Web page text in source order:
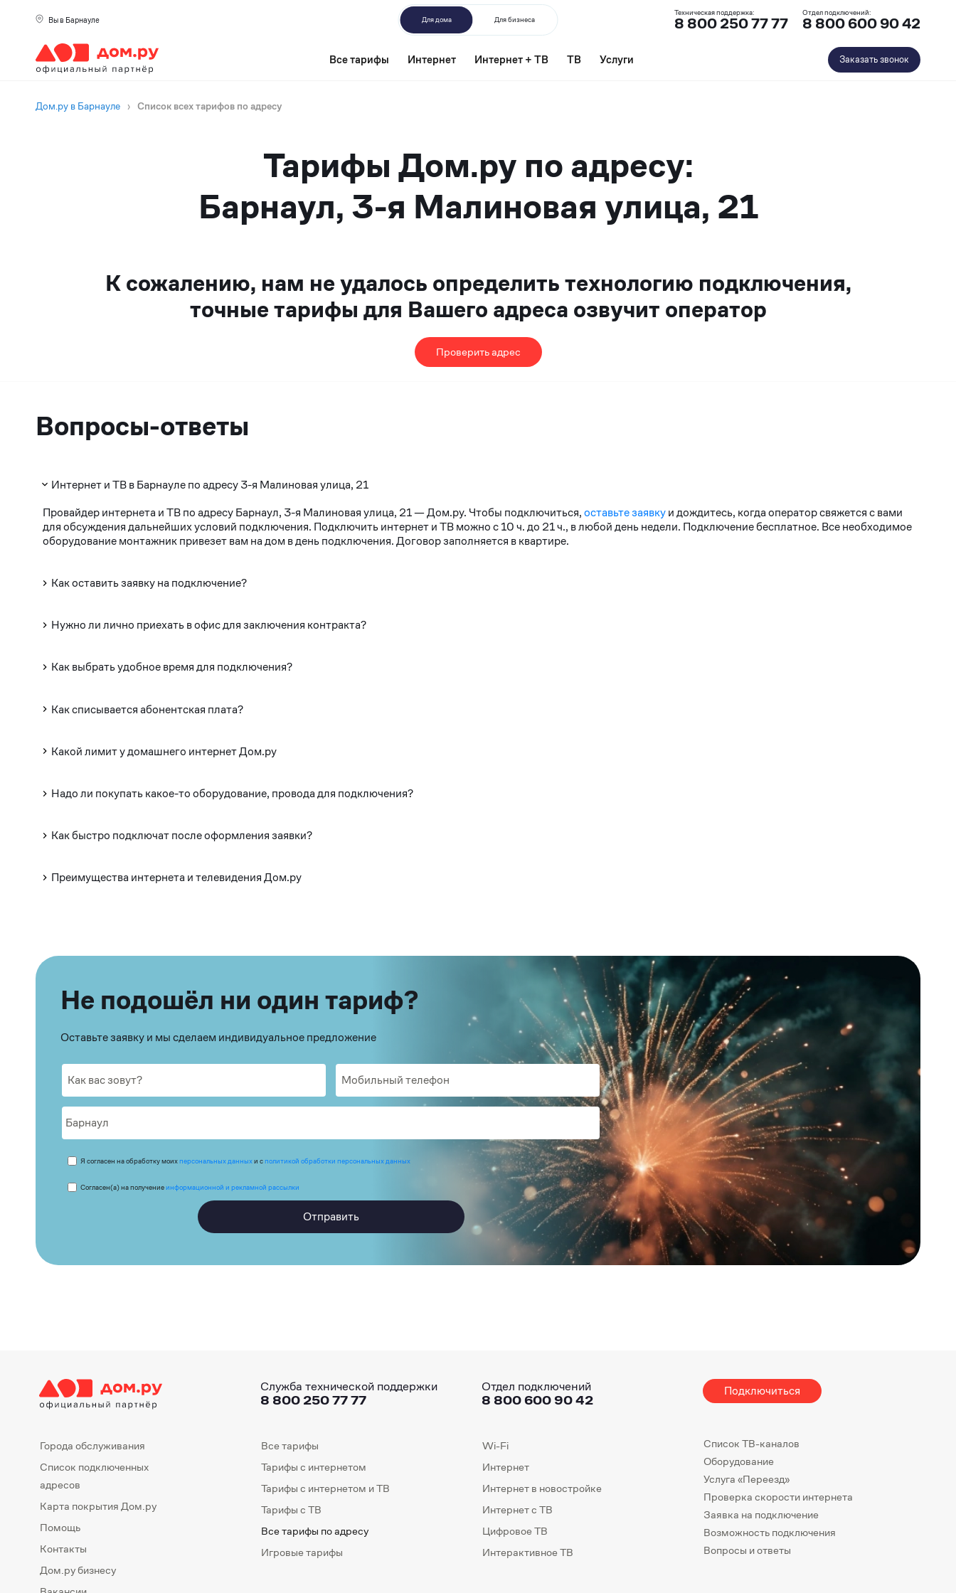
Вы в Барнауле Для дома Для бизнеса
Техническая поддержка:
8 800 250 77 77
Отдел подключений:
8 800 600 90 42
Все тарифы Интернет Интернет + ТВ ТВ Услуги Заказать звонок
Дом.ру в Барнауле › Список всех тарифов по адресу
Тарифы Дом.ру по адресу:
Барнаул, 3-я Малиновая улица, 21
К сожалению, нам не удалось определить технологию подключения,
точные тарифы для Вашего адреса озвучит оператор
Проверить адрес
Вопросы-ответы
Интернет и ТВ в Барнауле по адресу 3-я Малиновая улица, 21
Провайдер интернета и ТВ по адресу Барнаул, 3-я Малиновая улица, 21 — Дом.ру. Чтобы подключиться,оставьте заявкуи дождитесь, когда оператор свяжется с вами
для обсуждения дальнейших условий подключения. Подключить интернет и ТВ можно с 10 ч. до 21 ч., в любой день недели. Подключение бесплатное. Все необходимое
оборудование монтажник привезет вам на дом в день подключения. Договор заполняется в квартире.
Как оставить заявку на подключение?
Нужно ли лично приехать в офис для заключения контракта?
Как выбрать удобное время для подключения?
Как списывается абонентская плата?
Какой лимит у домашнего интернет Дом.ру
Надо ли покупать какое-то оборудование, провода для подключения?
Как быстро подключат после оформления заявки?
Преимущества интернета и телевидения Дом.ру
Не подошёл ни один тариф?
Оставьте заявку и мы сделаем индивидуальное предложение
Я согласен на обработку моихперсональных данныхи сполитикой обработки персональных данных
Согласен(а) на получениеинформационной и рекламной рассылки
Отправить
Служба технической поддержки
8 800 250 77 77
Отдел подключений
8 800 600 90 42
Подключиться
Города обслуживания
Список подключенных
адресов
Карта покрытия Дом.ру
Помощь
Контакты
Дом.ру бизнесу
Все тарифы
Тарифы с интернетом
Тарифы с интернетом и ТВ
Тарифы с ТВ
Все тарифы по адресу
Игровые тарифы
Wi-Fi
Интернет
Интернет в новостройке
Интернет с ТВ
Цифровое ТВ
Интерактивное ТВ
Список ТВ-каналов
Оборудование
Услуга «Переезд»
Проверка скорости интернета
Заявка на подключение
Возможность подключения
Вопросы и ответы